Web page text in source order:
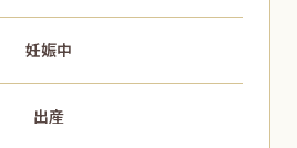
妊娠中
出産